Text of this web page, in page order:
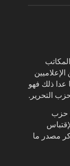
الإعلاميين
عدا ذلك فهو
التحرير.
حزب
مصدر ما